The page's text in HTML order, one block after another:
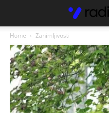
Home Zanimljivosti